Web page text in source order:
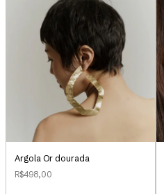
Argola Or dourada
R$498,00